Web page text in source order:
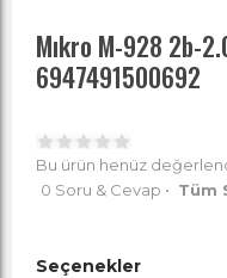
Mıkro M-928 2b-
6947491500692
Bu ürün henüz
0 Soru & Cevap • Tüm
Seçenekler